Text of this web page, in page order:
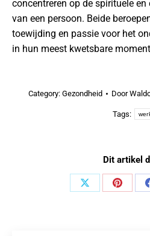
concentreren op de spirituele
van een persoon. Beide
toewijding en passie voor het
in hun meest kwetsbare
Category: Gezondheid Door
Tags:
Dit artikel
Share
Share